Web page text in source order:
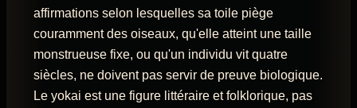
affirmations selon lesquelles sa toile piège
couramment des oiseaux, qu'elle atteint une taille
monstrueuse fixe, ou qu'un individu vit quatre
siècles, ne doivent pas servir de preuve biologique.
Le yokai est une figure littéraire et folklorique, pas